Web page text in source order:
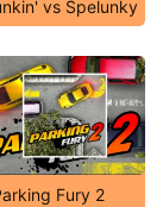
vs Spelunky
Fury 2